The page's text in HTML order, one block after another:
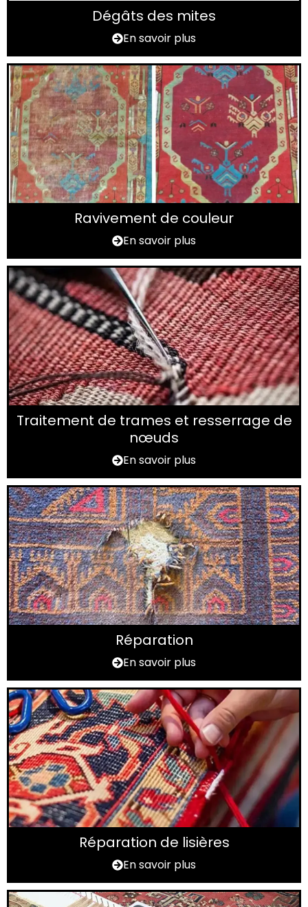
Dégâts des mites
En savoir plus
Ravivement de couleur
En savoir plus
Traitement de trames et resserrage de
nœuds
En savoir plus
Réparation
En savoir plus
Réparation de lisières
En savoir plus